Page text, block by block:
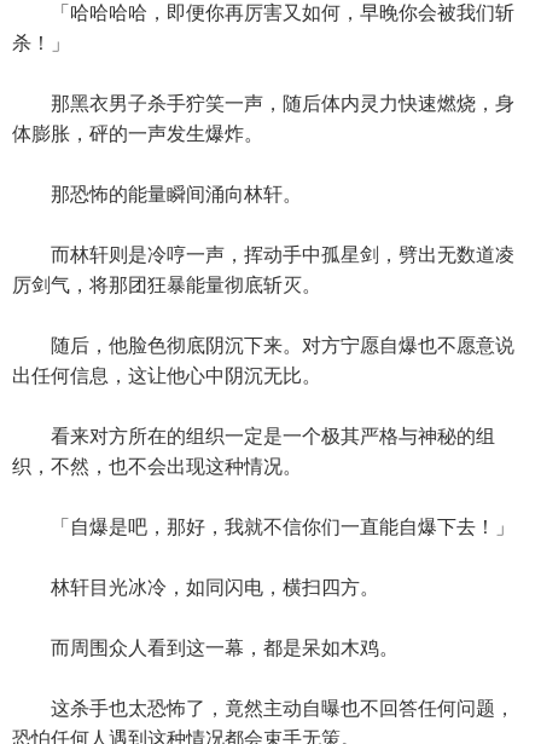
「哈哈哈哈，即便你再厉害又如何，早晚你会被我们斩
杀！」
那黑衣男子杀手狞笑一声，随后体内灵力快速燃烧，身
体膨胀，砰的一声发生爆炸。
那恐怖的能量瞬间涌向林轩。
而林轩则是冷哼一声，挥动手中孤星剑，劈出无数道凌
厉剑气，将那团狂暴能量彻底斩灭。
随后，他脸色彻底阴沉下来。对方宁愿自爆也不愿意说
出任何信息，这让他心中阴沉无比。
看来对方所在的组织一定是一个极其严格与神秘的组
织，不然，也不会出现这种情况。
「自爆是吧，那好，我就不信你们一直能自爆下去！」
林轩目光冰冷，如同闪电，横扫四方。
而周围众人看到这一幕，都是呆如木鸡。
这杀手也太恐怖了，竟然主动自曝也不回答任何问题，
恐怕任何人遇到这种情况都会束手无策。